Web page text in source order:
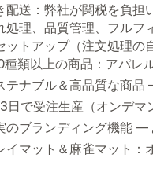
配送：弊社が関税を負
処理、品質管理、フルフ
ットアップ（注文処理の
類以上の商品：アパレ
テナブル＆高品質な商
日で受注生産（オンデ
のブランディング機能 —
イマット＆麻雀マット：